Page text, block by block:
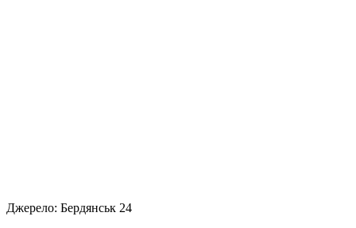
Джерело: Бердянськ 24